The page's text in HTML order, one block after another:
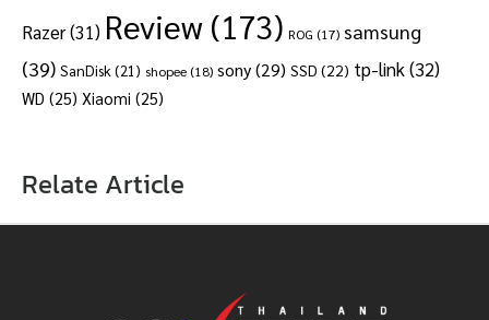
Razer(31) Review (173) ROG (17) samsung
(39) SanDisk (21) shopee (18) sony(29) SSD (22) tp-link(32)
WD (25) Xiaomi (25)
Relate Article